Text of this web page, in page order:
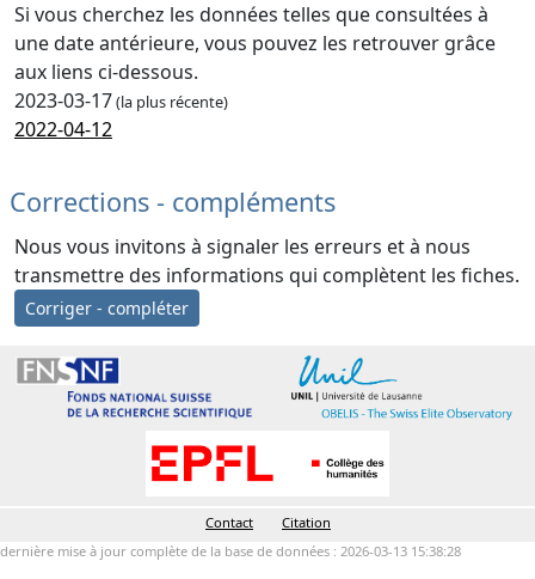
Si vous cherchez les données telles que consultées à
une date antérieure, vous pouvez les retrouver grâce
aux liens ci-dessous.
2023-03-17(la plus récente)
2022-04-12
Corrections - compléments
Nous vous invitons à signaler les erreurs et à nous
transmettre des informations qui complètent les fiches.
Corriger - compléter
Contact
Citation
dernière mise à jour complète de la base de données : 2026-03-13 15:38:28